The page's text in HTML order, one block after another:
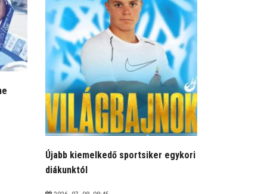
Újabb kiemelkedő sportsiker egykori
diákunktól